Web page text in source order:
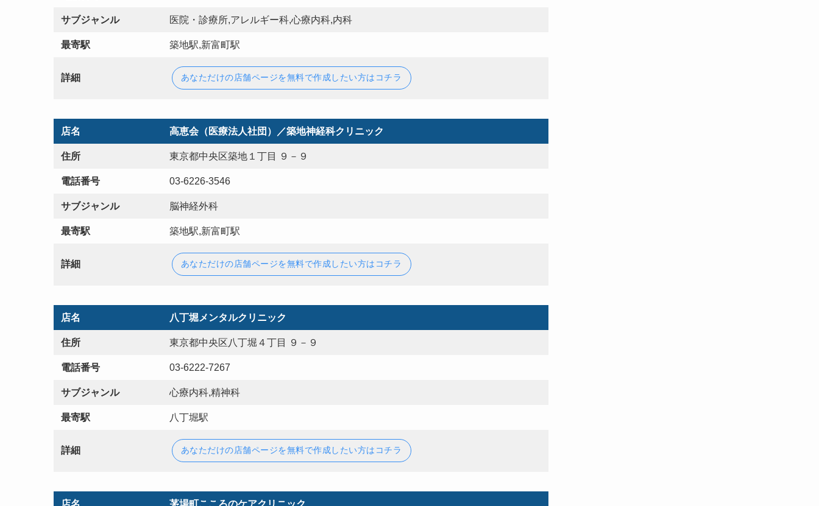
サブジャンル 医院・診療所,アレルギー科,心療内科,内科
最寄駅 築地駅,新富町駅
詳細 あなただけの店舗ページを無料で作成したい方はコチラ
店名 高恵会（医療法人社団）／築地神経科クリニック
住所 東京都中央区築地１丁目 ９－９
電話番号 03-6226-3546
サブジャンル 脳神経外科
最寄駅 築地駅,新富町駅
詳細 あなただけの店舗ページを無料で作成したい方はコチラ
店名 八丁堀メンタルクリニック
住所 東京都中央区八丁堀４丁目 ９－９
電話番号 03-6222-7267
サブジャンル 心療内科,精神科
最寄駅 八丁堀駅
詳細 あなただけの店舗ページを無料で作成したい方はコチラ
店名 茅場町こころのケアクリニック